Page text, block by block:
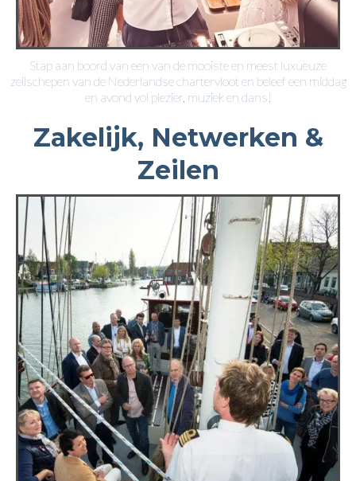
Stap aan boord van een van de mooiste en meest luxueuze
zeilschepen van de Nederlandse chartervloot en beleef een middag
en avond vol plezier, muziek en dans!
Zakelijk, Netwerken &
Zeilen